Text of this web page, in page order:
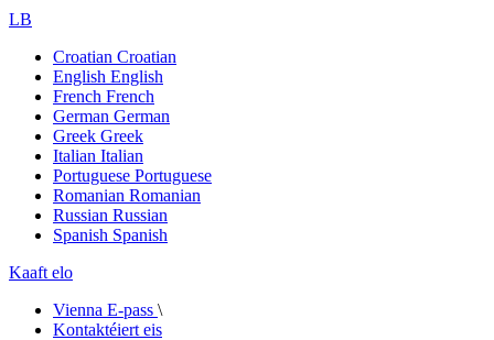
LB
Croatian Croatian
English English
French French
German German
Greek Greek
Italian Italian
Portuguese Portuguese
Romanian Romanian
Russian Russian
Spanish Spanish
Kaaft elo
Vienna E-pass \
Kontaktéiert eis